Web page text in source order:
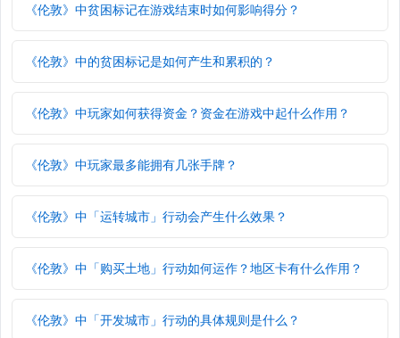
《伦敦》中贫困标记在游戏结束时如何影响得分？
《伦敦》中的贫困标记是如何产生和累积的？
《伦敦》中玩家如何获得资金？资金在游戏中起什么作用？
《伦敦》中玩家最多能拥有几张手牌？
《伦敦》中「运转城市」行动会产生什么效果？
《伦敦》中「购买土地」行动如何运作？地区卡有什么作用？
《伦敦》中「开发城市」行动的具体规则是什么？